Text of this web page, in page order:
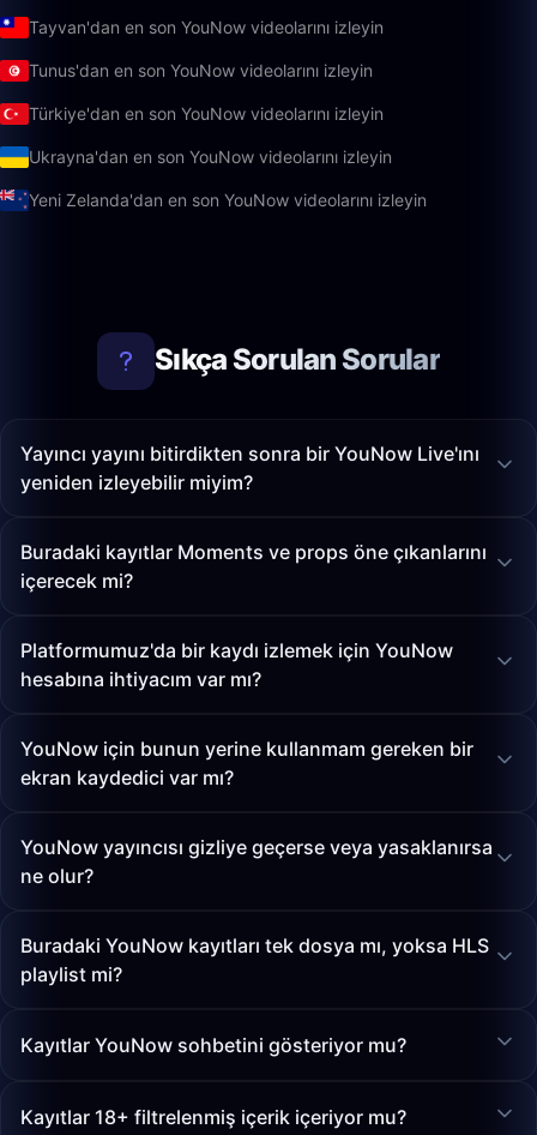
Tayvan'dan en son YouNow videolarını izleyin
Tunus'dan en son YouNow videolarını izleyin
Türkiye'dan en son YouNow videolarını izleyin
Ukrayna'dan en son YouNow videolarını izleyin
Yeni Zelanda'dan en son YouNow videolarını izleyin
Sıkça Sorulan Sorular
Yayıncı yayını bitirdikten sonra bir YouNow Live'ını
yeniden izleyebilir miyim?
Buradaki kayıtlar Moments ve props öne çıkanlarını
içerecek mi?
Platformumuz'da bir kaydı izlemek için YouNow
hesabına ihtiyacım var mı?
YouNow için bunun yerine kullanmam gereken bir
ekran kaydedici var mı?
YouNow yayıncısı gizliye geçerse veya yasaklanırsa
ne olur?
Buradaki YouNow kayıtları tek dosya mı, yoksa HLS
playlist mi?
Kayıtlar YouNow sohbetini gösteriyor mu?
Kayıtlar 18+ filtrelenmiş içerik içeriyor mu?